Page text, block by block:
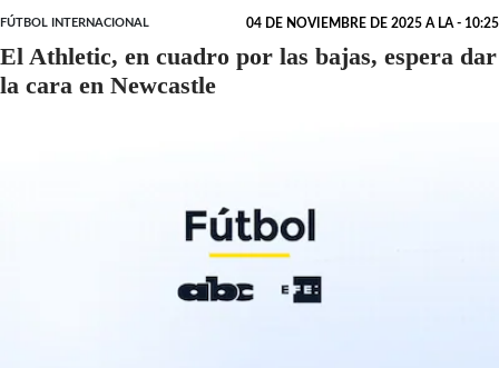
FÚTBOL INTERNACIONAL 04 DE NOVIEMBRE DE 2025 A LA - 10:25
El Athletic, en cuadro por las bajas, espera dar
la cara en Newcastle